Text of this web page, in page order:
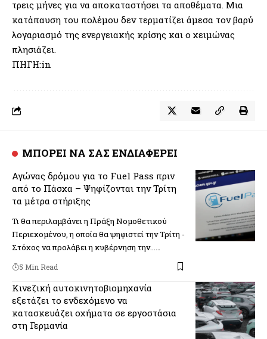
τρεις μήνες για να αποκαταστήσει τα αποθέματα. Μια
κατάπαυση του πολέμου δεν τερματίζει άμεσα τον βαρύ
λογαριασμό της ενεργειακής κρίσης και ο χειμώνας
πλησιάζει.
ΠΗΓΗ:in
ΜΠΟΡΕΙ ΝΑ ΣΑΣ ΕΝΔΙΑΦΕΡΕΙ
Αγώνας δρόμου για το Fuel Pass πριν
από το Πάσχα – Ψηφίζονται την Τρίτη
τα μέτρα στήριξης
Τι θα περιλαμβάνει η Πράξη Νομοθετικού
Περιεχομένου, η οποία θα ψηφιστεί την Τρίτη -
Στόχος να προλάβει η κυβέρνηση την...…
5 Min Read
Κινεζική αυτοκινητοβιομηχανία
εξετάζει το ενδεχόμενο να
κατασκευάζει οχήματα σε εργοστάσια
στη Γερμανία